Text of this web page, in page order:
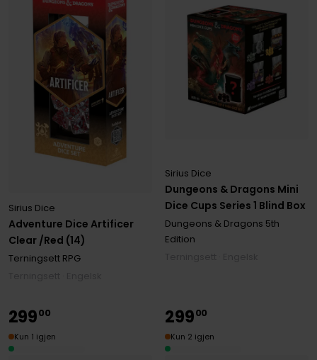
Adventure Dice Artificer
Clear /Red (14)
Sirius Dice
Terningsett RPG
Dungeons & Dragons Mini
Dice Cups Series 1 Blind Box
Sirius Dice
Dungeons & Dragons 5th
Edition
29900
Kun 1 igjen
29900
Kun 2 igjen